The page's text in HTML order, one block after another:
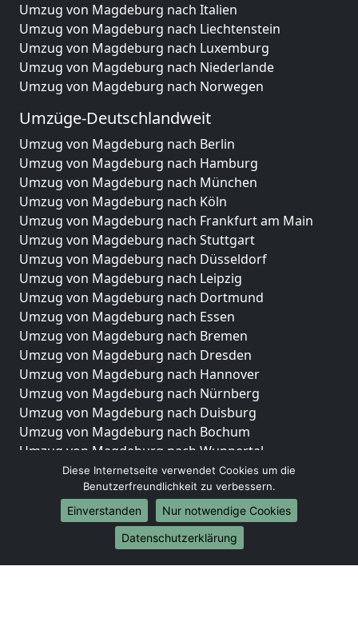
Umzug von Magdeburg nach Italien
Umzug von Magdeburg nach Liechtenstein
Umzug von Magdeburg nach Luxemburg
Umzug von Magdeburg nach Niederlande
Umzug von Magdeburg nach Norwegen
Umzüge-Deutschlandweit
Umzug von Magdeburg nach Berlin
Umzug von Magdeburg nach Hamburg
Umzug von Magdeburg nach München
Umzug von Magdeburg nach Köln
Umzug von Magdeburg nach Frankfurt am Main
Umzug von Magdeburg nach Stuttgart
Umzug von Magdeburg nach Düsseldorf
Umzug von Magdeburg nach Leipzig
Umzug von Magdeburg nach Dortmund
Umzug von Magdeburg nach Essen
Umzug von Magdeburg nach Bremen
Umzug von Magdeburg nach Dresden
Umzug von Magdeburg nach Hannover
Umzug von Magdeburg nach Nürnberg
Umzug von Magdeburg nach Duisburg
Umzug von Magdeburg nach Bochum
Umzug von Magdeburg nach Wuppertal
Umzug von Magdeburg nach Bielefeld
Umzug von Magdeburg nach Bonn
Umzug von Magdeburg nach Münster
Internationale-Umzüge
Umzug von Magdeburg nach Brasilien
Diese Internetseite verwendet Cookies um die
Benutzerfreundlichkeit zu verbessern.
Einverstanden
Nur notwendige Cookies
Datenschutzerklärung